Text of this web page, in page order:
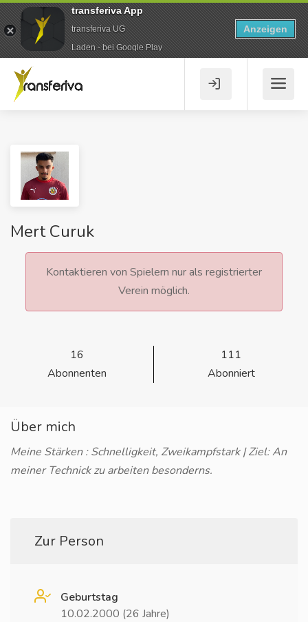
Mert Curuk
Kontaktieren von Spielern nur als registrierter
Verein möglich.
16
Abonnenten
111
Abonniert
Über mich
Meine Stärken : Schnelligkeit, Zweikampfstark | Ziel: An
meiner Technick zu arbeiten besonderns.
Zur Person
Geburtstag
10.02.2000 (26 Jahre)
transferiva App
transferiva UG
Laden - bei Google Play
Anzeigen